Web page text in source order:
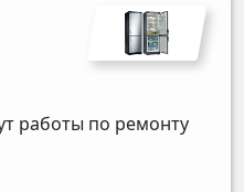
работы по ремонту